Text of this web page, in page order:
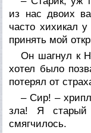
из нас двоих
часто хихикал
принять мой
Он шагнул к
хотел было
потерял от
– Сир! –
зла! Я старый
смягчилось.